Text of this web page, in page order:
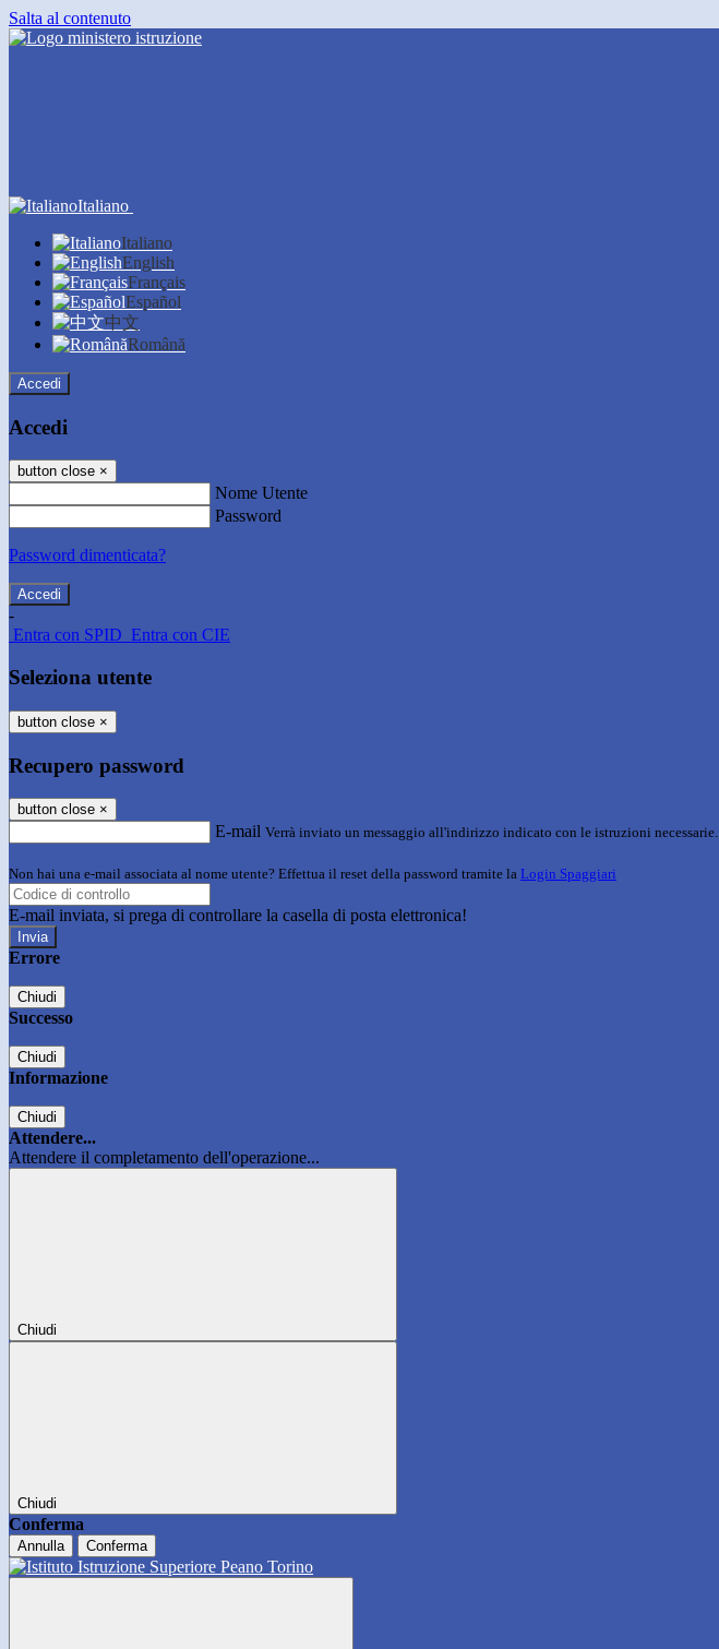
Salta al contenuto
Italiano
Italiano
English
Français
Español
中文
Română
Accedi
Accedi
button close ×
Nome Utente
Password
Password dimenticata?
-
Entra con SPID Entra con CIE
Seleziona utente
button close ×
Recupero password
button close ×
E-mail Verrà inviato un messaggio all'indirizzo indicato con le istruzioni necessarie.
Non hai una e-mail associata al nome utente? Effettua il reset della password tramite la Login Spaggiari
E-mail inviata, si prega di controllare la casella di posta elettronica!
Errore
Chiudi
Successo
Chiudi
Informazione
Chiudi
Attendere...
Attendere il completamento dell'operazione...
Chiudi
Chiudi
Conferma
Annulla Conferma